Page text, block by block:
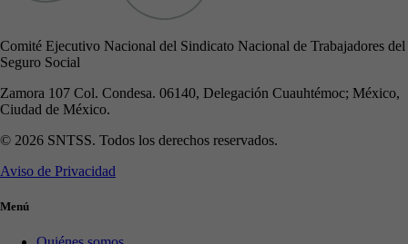
Comité Ejecutivo Nacional del Sindicato Nacional de Trabajadores del
Seguro Social
Zamora 107 Col. Condesa. 06140, Delegación Cuauhtémoc; México,
Ciudad de México.
© 2026 SNTSS. Todos los derechos reservados.
Aviso de Privacidad
Menú